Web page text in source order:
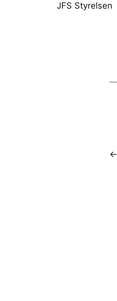
JFS Styrelsen
←